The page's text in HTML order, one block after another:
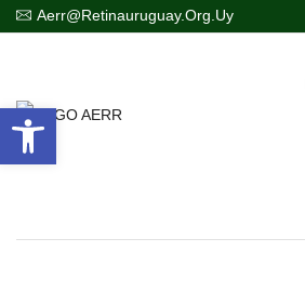
Aerr@retinauruguay.org.uy
Abrir barra de herramientas